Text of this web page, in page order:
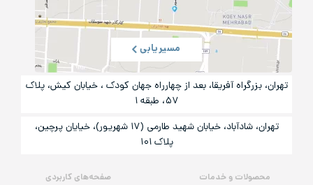
محصولات و خدمات
صفحه‌های کاربردی
مسیریابی
تهران، بزرگراه آفریقا، بعد از چهارراه جهان کودک ، خیابان کیش، پلاک
۵۷، طبقه ۱
تهران، شادآباد، خیابان شهید طارمی (۱۷ شهریور)، خیایان پرچین،
پلاک ۱۰۱